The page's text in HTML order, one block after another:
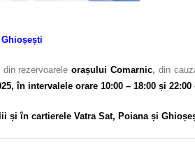
din rezervoareleorașului Comarnic,din
în intervalele orare 10:00 – 18:00 și
șiîn cartierele Vatra Sat, Poiana și